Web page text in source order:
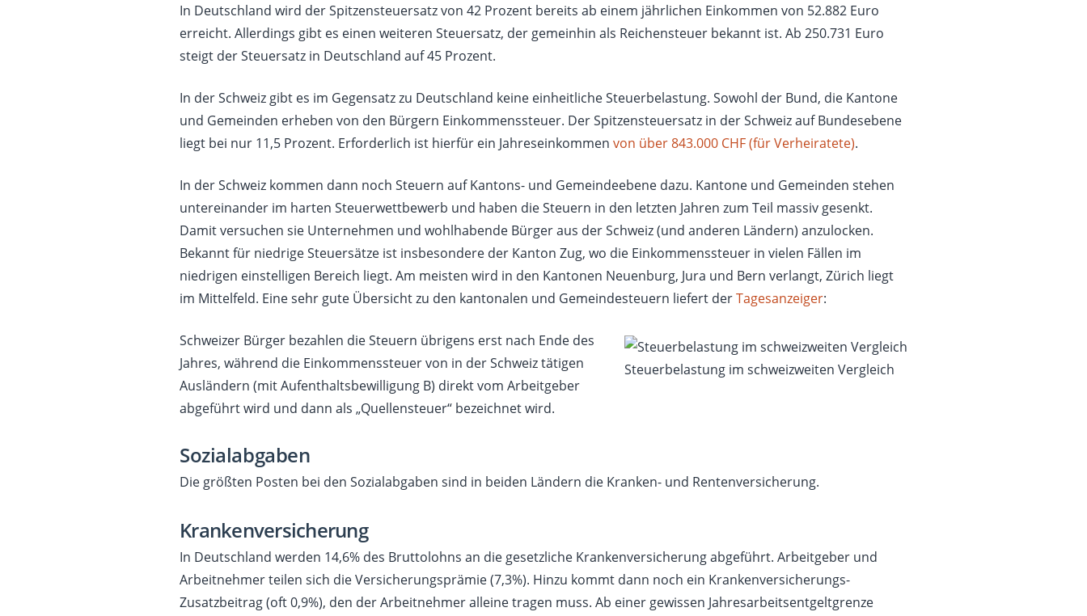
In Deutschland wird der Spitzensteuersatz von 42 Prozent bereits ab einem jährlichen Einkommen von 52.882 Euro
erreicht. Allerdings gibt es einen weiteren Steuersatz, der gemeinhin als Reichensteuer bekannt ist. Ab 250.731 Euro
steigt der Steuersatz in Deutschland auf 45 Prozent.
In der Schweiz gibt es im Gegensatz zu Deutschland keine einheitliche Steuerbelastung. Sowohl der Bund, die Kantone
und Gemeinden erheben von den Bürgern Einkommenssteuer. Der Spitzensteuersatz in der Schweiz auf Bundesebene
liegt bei nur 11,5 Prozent. Erforderlich ist hierfür ein Jahreseinkommen von über 843.000 CHF (für Verheiratete).
In der Schweiz kommen dann noch Steuern auf Kantons- und Gemeindeebene dazu. Kantone und Gemeinden stehen
untereinander im harten Steuerwettbewerb und haben die Steuern in den letzten Jahren zum Teil massiv gesenkt.
Damit versuchen sie Unternehmen und wohlhabende Bürger aus der Schweiz (und anderen Ländern) anzulocken.
Bekannt für niedrige Steuersätze ist insbesondere der Kanton Zug, wo die Einkommenssteuer in vielen Fällen im
niedrigen einstelligen Bereich liegt. Am meisten wird in den Kantonen Neuenburg, Jura und Bern verlangt, Zürich liegt
im Mittelfeld. Eine sehr gute Übersicht zu den kantonalen und Gemeindesteuern liefert derTagesanzeiger:
Steuerbelastung im schweizweiten Vergleich
Schweizer Bürger bezahlen die Steuern übrigens erst nach Ende des
Jahres, während die Einkommenssteuer von in der Schweiz tätigen
Ausländern (mit Aufenthaltsbewilligung B) direkt vom Arbeitgeber
abgeführt wird und dann als „Quellensteuer“ bezeichnet wird.
Sozialabgaben
Die größten Posten bei den Sozialabgaben sind in beiden Ländern die Kranken- und Rentenversicherung.
Krankenversicherung
In Deutschland werden 14,6% des Bruttolohns an die gesetzliche Krankenversicherung abgeführt. Arbeitgeber und
Arbeitnehmer teilen sich die Versicherungsprämie (7,3%). Hinzu kommt dann noch ein Krankenversicherungs-
Zusatzbeitrag (oft 0,9%), den der Arbeitnehmer alleine tragen muss. Ab einer gewissen Jahresarbeitsentgeltgrenze